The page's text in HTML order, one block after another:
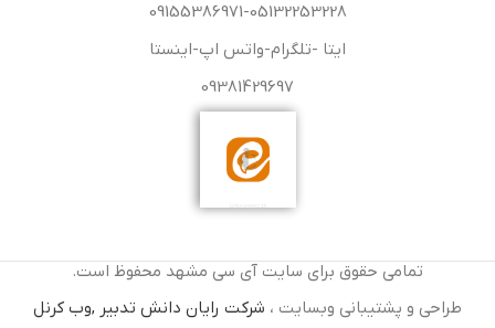
09155386971-05132253228
ایتا -تلگرام-واتس اپ-اینستا
09381429697
تمامی حقوق برای سایت آی سی مشهد محفوظ است.
طراحی و پشتیبانی وبسایت ، شرکت رایان دانش تدبیر ,وب کرنل